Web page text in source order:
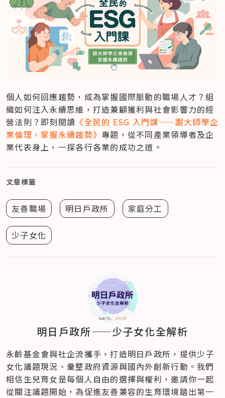
個人如何回應趨勢，成為掌握國際脈動的職場人才？組
織如何注入永續思維，打造兼顧獲利與社會影響力的經
營法則？即刻閱讀 《全民的 ESG 入門課——跟大師學企
業倫理，掌握永續趨勢》 專題，從不同產業領導者及企
業代表身上，一探各行各業的成功之道。
文章標籤
友善職場 明日戶政所 家庭分工
少子女化
明日戶政所——少子女化全解析
永齡基金會與社企流攜手，打造明日戶政所，提供少子
女化議題現況、彙整政府資源與國內外創新行動。我們
相信生兒育女是每個人自由的選擇與權利，邀請你一起
從關注議題開始，為促進友善兼容的生育環境踏出第一